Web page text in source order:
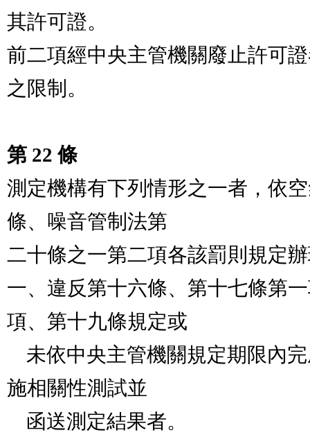
其許可證
前二項經中央主管機關廢止許可
之限制。
第 22 條
測定機構有下列情形之一者，依
條、噪音管制法第
二十條之一第二項各該
一、違反第十六條、第十七條第
項、第十九條規定或
施相關性測試並